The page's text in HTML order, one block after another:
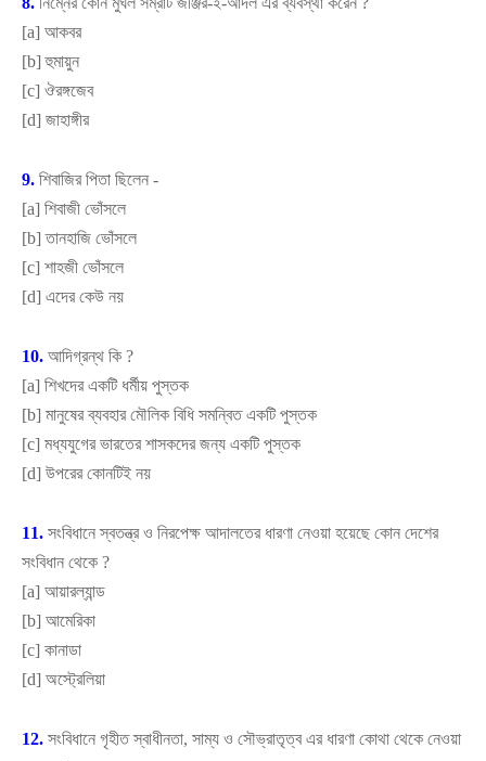
[a] আকবর
[b]হুমায়ুন
[c] ঔরঙ্গজেব
[d] জাহাঙ্গীর
9. শিবাজির পিতা ছিলেন -
[a] শিবাজী ভোঁসলে
[b]তানহাজি ভোঁসলে
[c] শাহজী ভোঁসলে
[d] এদের কেউ নয়
10. আদিগ্রন্থ কি ?
[a] শিখদের একটি ধর্মীয় পুস্তক
[b] মানুষের ব্যবহার মৌলিক বিধি সমন্বিত একটি পুস্তক
[c] মধ্যযুগের ভারতের শাসকদের জন্য একটি পুস্তক
[d] উপরের কোনটিই নয়
11. সংবিধানে স্বতন্ত্র ও নিরপেক্ষ আদালতের ধারণা নেওয়া হয়েছে কোন দেশের
সংবিধান থেকে ?
[a] আয়ারল্যান্ড
[b] আমেরিকা
[c] কানাডা
[d] অস্ট্রেলিয়া
12. সংবিধানে গৃহীত স্বাধীনতা, সাম্য ও সৌভ্রাতৃত্ব এর ধারণা কোথা থেকে নেওয়া